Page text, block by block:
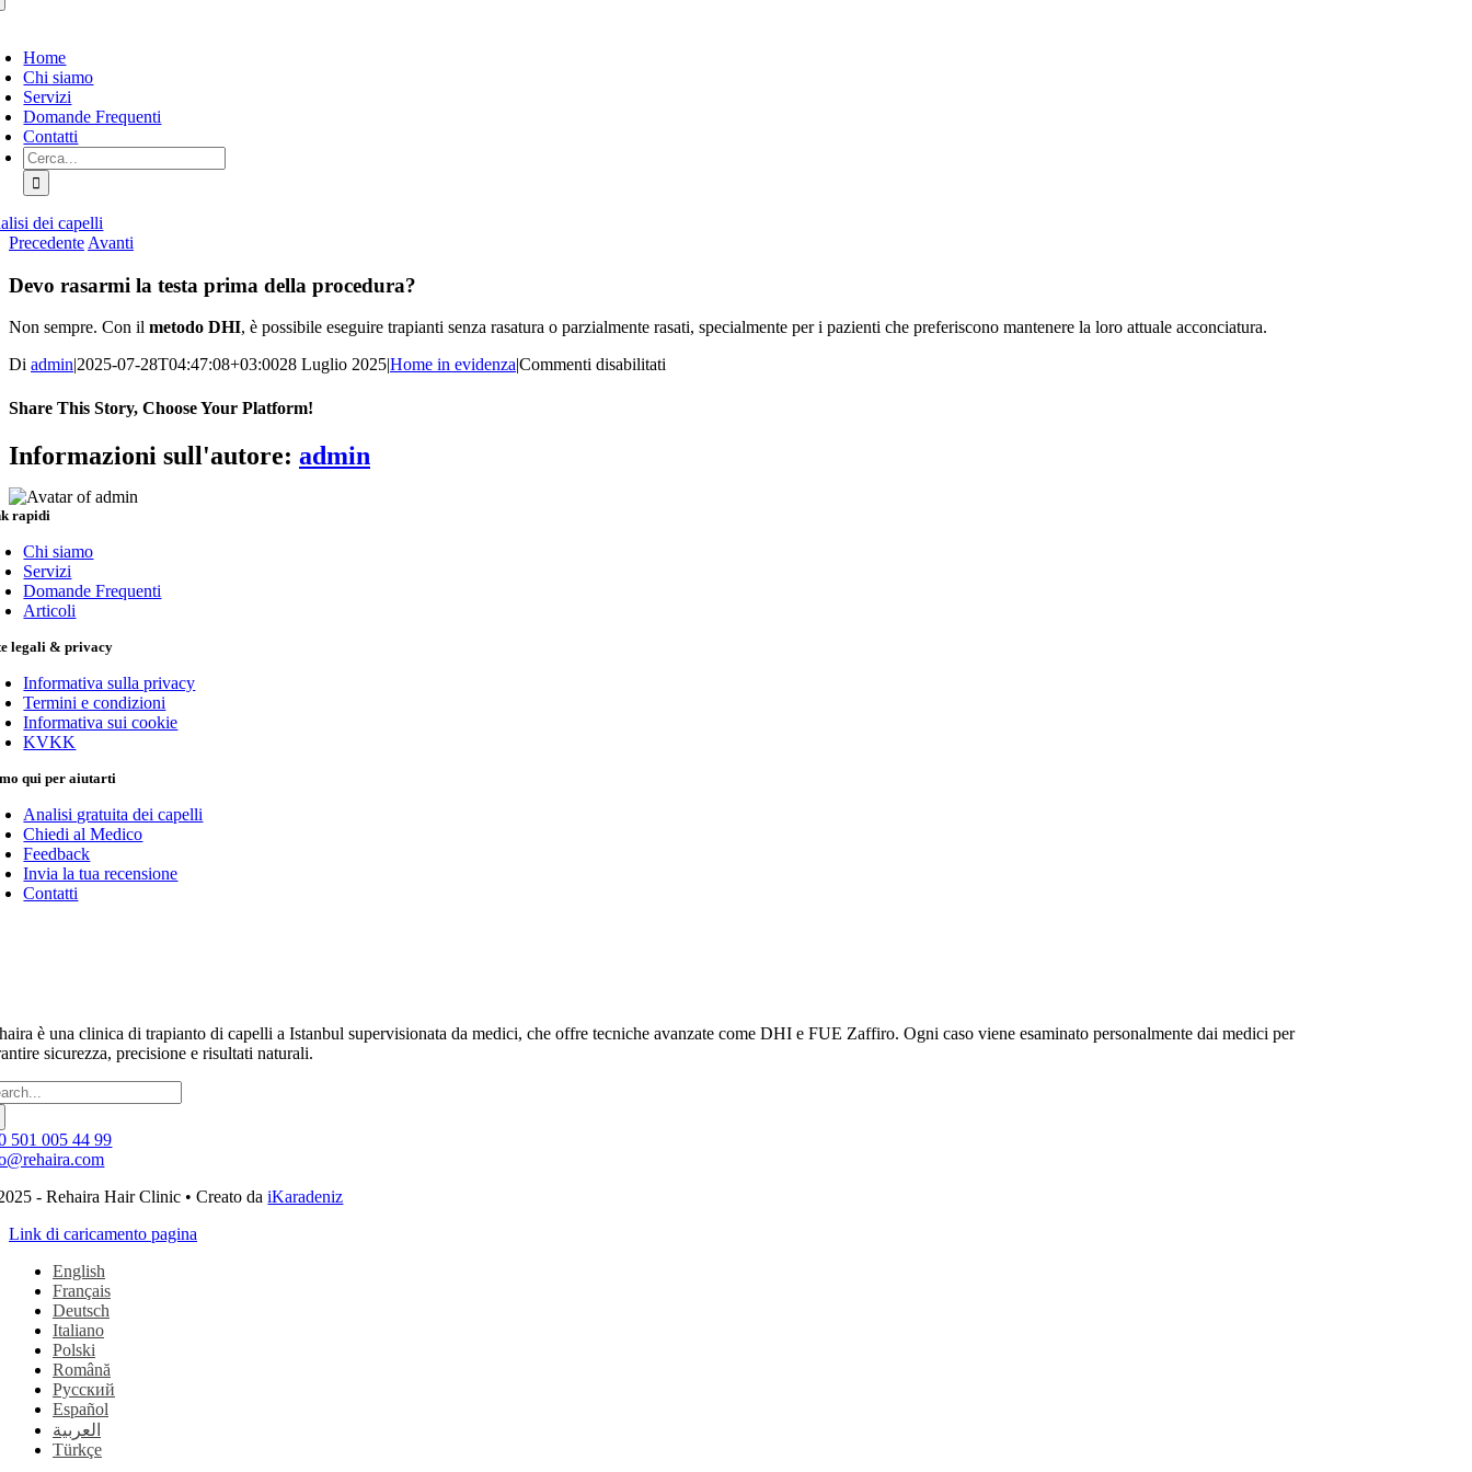
Home
Chi siamo
Servizi
Domande Frequenti
Contatti
Cerca:
dei capelli
Precedente Avanti
Devo rasarmi la testa prima della procedura?
Non sempre. Con il metodo DHI, è possibile eseguire trapianti senza rasatura o parzialmente rasati, specialmente per i pazienti che preferiscono mantenere la loro attuale acconciatura.
Di admin|2025-07-28T04:47:08+03:0028 Luglio 2025|Home in evidenza|Commenti disabilitati
Share This Story, Choose Your Platform!
Facebook
X
Bluesky
Reddit
LinkedIn
WhatsApp
Telegram
Tumblr
Pinterest
Xing
Email
Informazioni sull'autore: admin
rapidi
Chi siamo
Servizi
Domande Frequenti
Articoli
legali & privacy
Informativa sulla privacy
Termini e condizioni
Informativa sui cookie
KVKK
qui per aiutarti
Analisi gratuita dei capelli
Chiedi al Medico
Feedback
Invia la tua recensione
Contatti
è una clinica di trapianto di capelli a Istanbul supervisionata da medici, che offre tecniche avanzate come DHI e FUE Zaffiro. Ogni caso viene esaminato personalmente dai medici per
sicurezza, precisione e risultati naturali.
501 005 44 99
- Rehaira Hair Clinic • Creato daiKaradeniz
Link di caricamento pagina
English
Français
Deutsch
Italiano
Polski
Română
Русский
Español
العربية
Türkçe